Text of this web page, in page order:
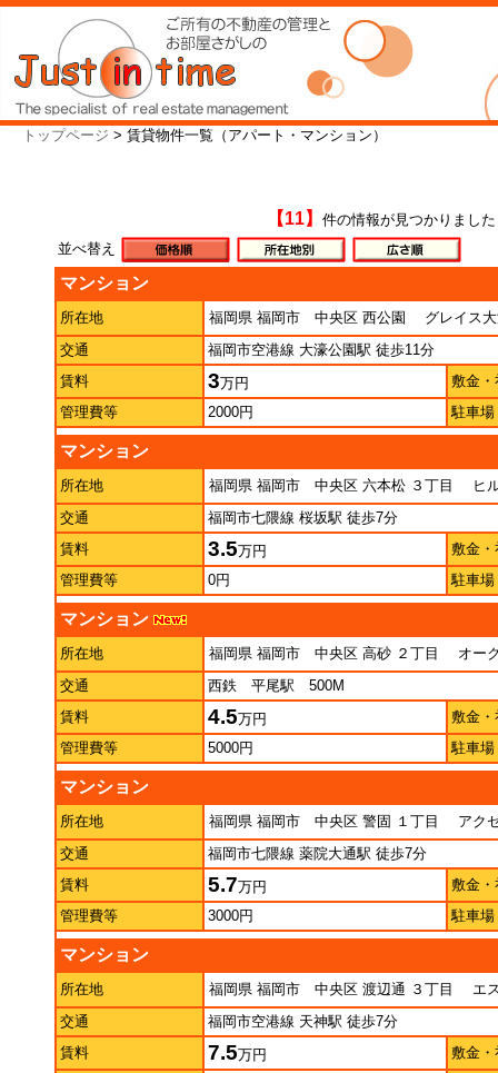
トップページ > 賃貸物件一覧（アパート・マンション）
【11】 件の情報が見つかりました
並べ替え
マンション
所在地 福岡県 福岡市 中央区 西公園
グレイス大
交通
福岡市空港線 大濠公園駅 徒歩11分
賃料
3万円
敷金・
管理費等
2000円 駐車場
マンション
所在地 福岡県 福岡市 中央区 六本松 ３丁目
ヒ
交通
福岡市七隈線 桜坂駅 徒歩7分
賃料
3.5万円
敷金・
管理費等
0円 駐車場
マンション
所在地 福岡県 福岡市 中央区 高砂 ２丁目
オー
交通
西鉄 平尾駅 500M
賃料
4.5万円
敷金・
管理費等
5000円 駐車場
マンション
所在地 福岡県 福岡市 中央区 警固 １丁目
アク
交通
福岡市七隈線 薬院大通駅 徒歩7分
賃料
5.7万円
敷金・
管理費等
3000円 駐車場
マンション
所在地 福岡県 福岡市 中央区 渡辺通 ３丁目
エ
交通
福岡市空港線 天神駅 徒歩7分
賃料
7.5万円
敷金・